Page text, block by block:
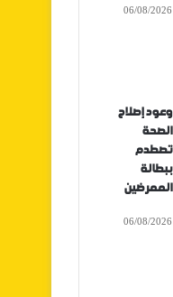
06/08/2026
وعود إصلاح
الصحة
تصطدم
ببطالة
الممرضين
06/08/2026